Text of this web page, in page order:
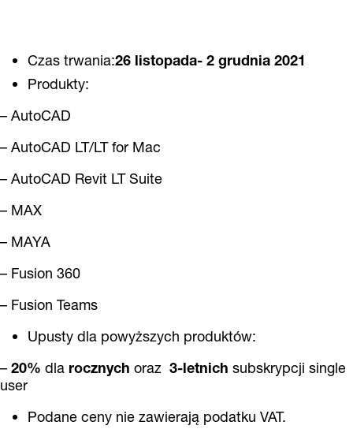
Czas trwania:26 listopada- 2 grudnia 2021
Produkty:
– AutoCAD
– AutoCAD LT/LT for Mac
– AutoCAD Revit LT Suite
– MAX
– MAYA
– Fusion 360
– Fusion Teams
Upusty dla powyższych produktów:
– 20% dla rocznych oraz 3-letnich subskrypcji single
user
Podane ceny nie zawierają podatku VAT.